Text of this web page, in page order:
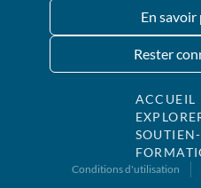
En savoir
Rester
ACCUEIL
Conditions d'utilisation